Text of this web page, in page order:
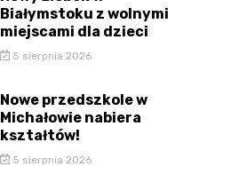
Białymstoku z wolnymi
miejscami dla dzieci
5 sierpnia 2026
Nowe przedszkole w
Michałowie nabiera
kształtów!
5 sierpnia 2026